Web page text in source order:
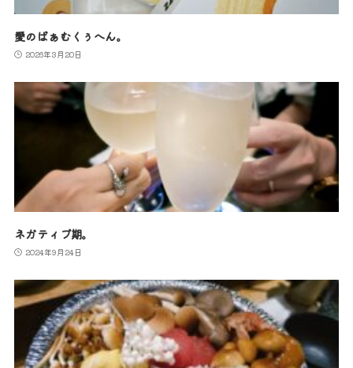
愛のばぁむくぅへん。
2026年3月20日
ネガティブ期。
2024年9月24日